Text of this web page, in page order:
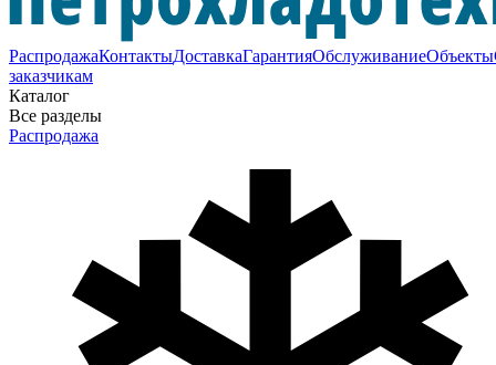
РаспродажаКонтактыДоставкаГарантияОбслуживаниеОбъекты
заказчикам
Каталог
Все разделы
Распродажа